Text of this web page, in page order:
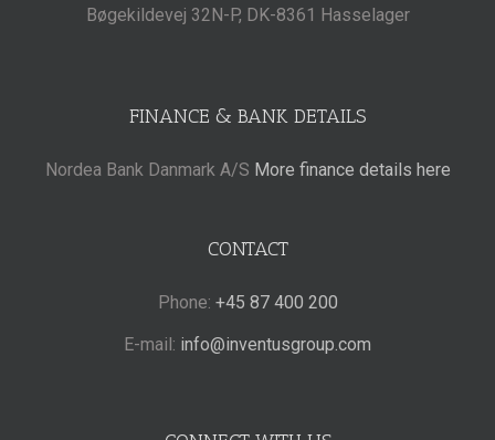
Bøgekildevej 32N-P, DK-8361 Hasselager
FINANCE & BANK DETAILS
Nordea Bank Danmark A/S More finance details here
CONTACT
Phone: +45 87 400 200
E-mail: info@inventusgroup.com